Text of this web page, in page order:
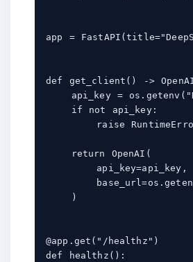
app =
def get_client() ->
api_key =
    if not api_key:
raise
    return OpenAI(
        api_key=api_key,
    )
@app.get("/healthz")
def healthz():